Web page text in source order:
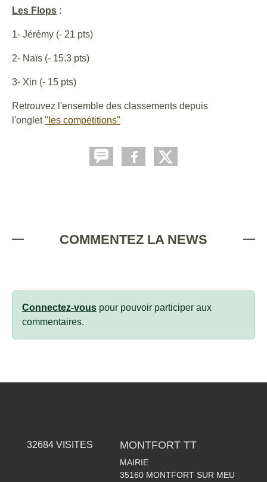
Les Flops :
1- Jérémy (- 21 pts)
2- Naïs (- 15.3 pts)
3- Xin (- 15 pts)
Retrouvez l'ensemble des classements depuis
l'onglet"les compétitions"
COMMENTEZ LA NEWS
Connectez-vous pour pouvoir participer aux
commentaires.
32684VISITES MONTFORT TT
MAIRIE
35160 MONTFORT SUR MEU